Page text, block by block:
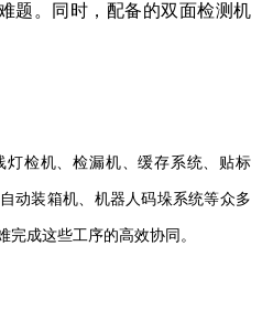
题。同时，配备的双面检测机
灯检机、检漏机、缓存系统、贴标
动装箱机、机器人码垛系统等众多
完成这些工序的高效协同。